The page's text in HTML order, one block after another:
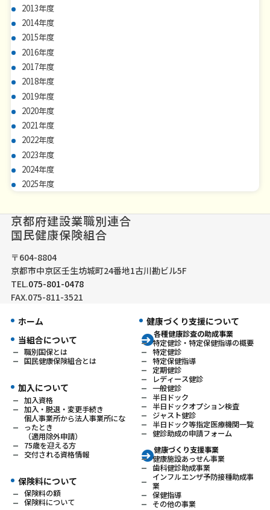
2013年度
2014年度
2015年度
2016年度
2017年度
2018年度
2019年度
2020年度
2021年度
2022年度
2023年度
2024年度
2025年度
京都府建設業職別連合
国民健康保険組合
〒604-8804
京都市中京区壬生坊城町24番地1古川勘ビル5F
TEL.075-801-0478
FAX.075-811-3521
ホーム
当組合について
職別国保とは
国民健康保険組合とは
加入について
加入資格
加入・脱退・変更手続き
個人事業所から法人事業所にな
ったとき
（適用除外申請）
75歳を迎える方
交付される資格情報
保険料について
保険料の額
保険料について
健康づくり支援について
各種健康診査の助成事業
特定健診・特定保健指導の概要
特定健診
特定保健指導
定期健診
レディース健診
一般健診
半日ドック
半日ドックオプション検査
ジャスト健診
半日ドック等指定医療機関一覧
健診助成の申請フォーム
健康づくり支援事業
健康施設あっせん事業
歯科健診助成事業
インフルエンザ予防接種助成事
業
保健指導
その他の事業